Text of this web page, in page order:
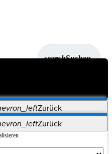
searchSuchen
Zurück
OrthoPedia Patient
Synergy-Bildgebung und -Resektion
Zurück